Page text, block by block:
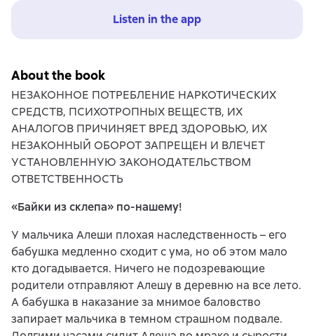
Listen in the app
About the book
НЕЗАКОННОЕ ПОТРЕБЛЕНИЕ НАРКОТИЧЕСКИХ
СРЕДСТВ, ПСИХОТРОПНЫХ ВЕЩЕСТВ, ИХ
АНАЛОГОВ ПРИЧИНЯЕТ ВРЕД ЗДОРОВЬЮ, ИХ
НЕЗАКОННЫЙ ОБОРОТ ЗАПРЕЩЕН И ВЛЕЧЕТ
УСТАНОВЛЕННУЮ ЗАКОНОДАТЕЛЬСТВОМ
ОТВЕТСТВЕННОСТЬ
«Байки из склепа» по-нашему!
У мальчика Алеши плохая наследственность – его
бабушка медленно сходит с ума, но об этом мало
кто догадывается. Ничего не подозревающие
родители отправляют Алешу в деревню на все лето.
А бабушка в наказание за мнимое баловство
запирает мальчика в темном страшном подвале.